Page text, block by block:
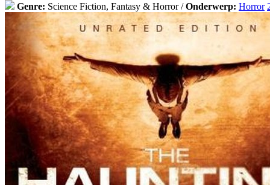
Genre: Science Fiction, Fantasy & Horror /Onderwerp: Horror